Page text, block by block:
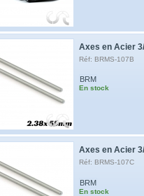
Axes en Acier
Réf: BRMS-107B
BRM
En stock
Axes en Acier
Réf: BRMS-107C
BRM
En stock